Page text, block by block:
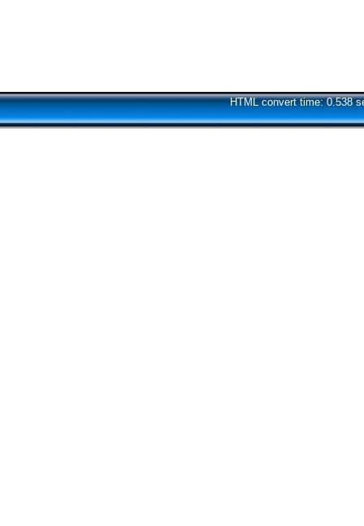
HTML convert time: 0.538